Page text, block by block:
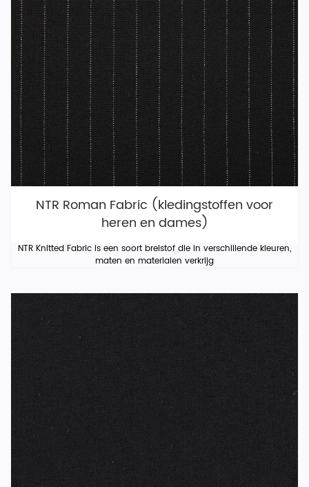
NTR Roman Fabric (kledingstoffen voor
heren en dames)
NTR Knitted Fabric is een soort breistof die in verschillende kleuren,
maten en materialen verkrijg